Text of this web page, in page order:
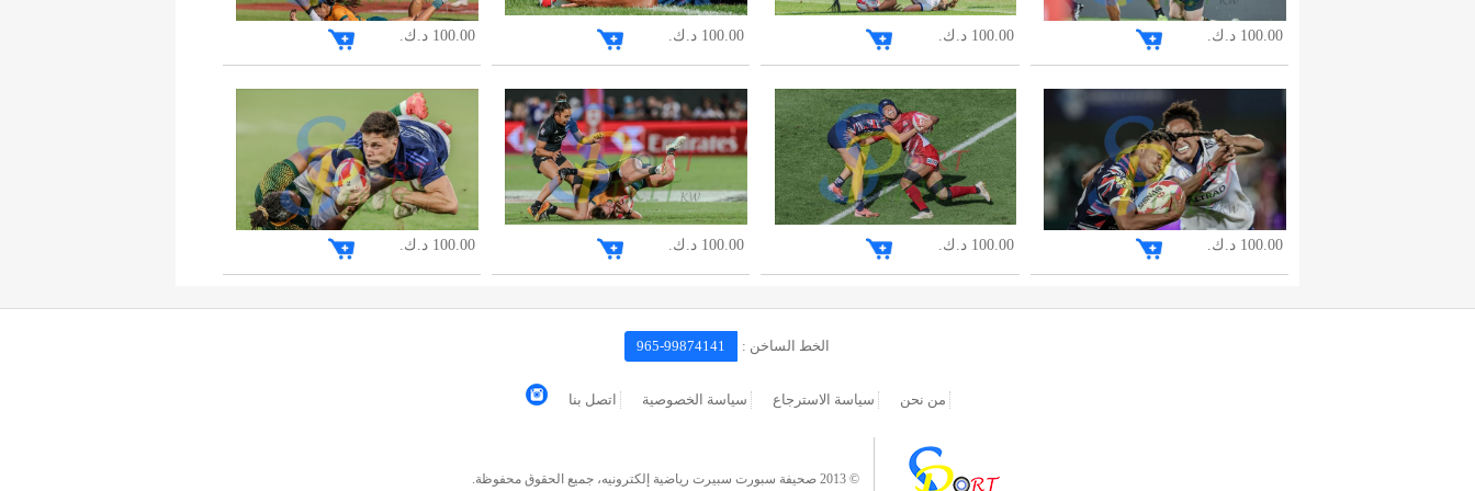
100.00 د.ك. 100.00 د.ك. 100.00 د.ك. 100.00 د.ك.
100.00 د.ك. 100.00 د.ك. 100.00 د.ك. 100.00 د.ك.
الخط الساخن : 965-99874141
من نحن سياسة الاسترجاع سياسة الخصوصية اتصل بنا
© 2013 صحيفة سبورت سبيرت رياضية إلكترونيه، جميع الحقوق محفوظة.